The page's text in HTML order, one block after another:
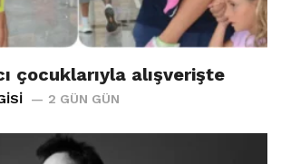
çocuklarıyla alışverişte
2 GÜN GÜN